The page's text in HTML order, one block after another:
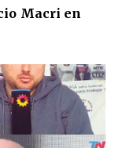
Macri en